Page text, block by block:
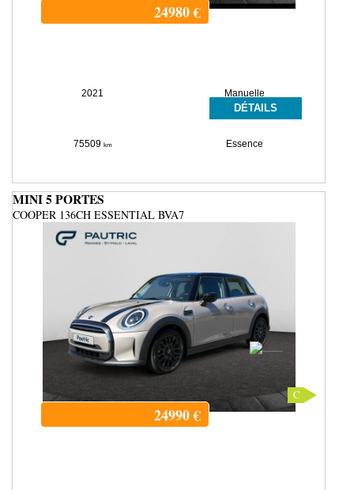
2021 Manuelle
75509 km Essence
24980€
DÉTAILS
MINI 5 PORTES
COOPER 136CH ESSENTIAL BVA7
C
24990€